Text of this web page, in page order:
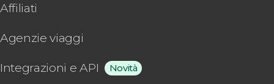
Affiliati
Agenzie viaggi
Integrazioni e API Novità